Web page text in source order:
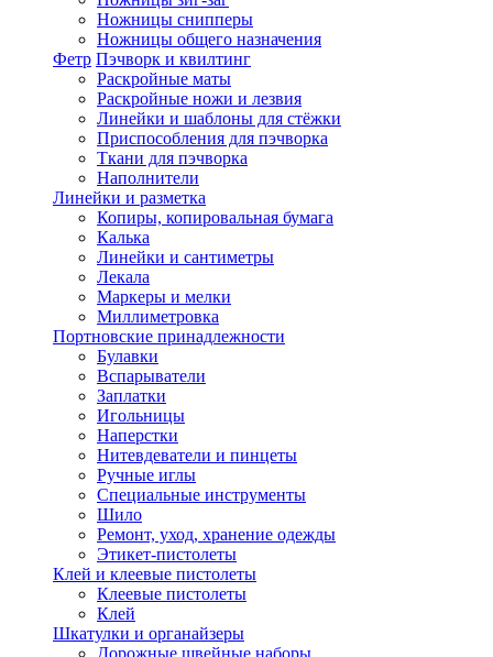
Ножницы снипперы
Ножницы общего назначения
Фетр Пэчворк и квилтинг
Раскройные маты
Раскройные ножи и лезвия
Линейки и шаблоны для стёжки
Приспособления для пэчворка
Ткани для пэчворка
Наполнители
Линейки и разметка
Копиры, копировальная бумага
Калька
Линейки и сантиметры
Лекала
Маркеры и мелки
Миллиметровка
Портновские принадлежности
Булавки
Вспарыватели
Заплатки
Игольницы
Наперстки
Нитевдеватели и пинцеты
Ручные иглы
Специальные инструменты
Шило
Ремонт, уход, хранение одежды
Этикет-пистолеты
Клей и клеевые пистолеты
Клеевые пистолеты
Клей
Шкатулки и органайзеры
Дорожные швейные наборы